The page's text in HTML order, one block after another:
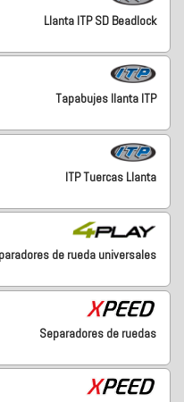
Llanta ITP SD Beadlock
Tapabujes llanta ITP
ITP Tuercas Llanta
de rueda universales
Separadores de ruedas